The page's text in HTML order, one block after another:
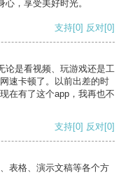
，享受美好时光。
支持[0] 反对[0]
论是看视频、玩游戏还是工
速卡顿了。以前出差的时
在有了这个app，我再也不
支持[0] 反对[0]
表格、演示文稿等各个方